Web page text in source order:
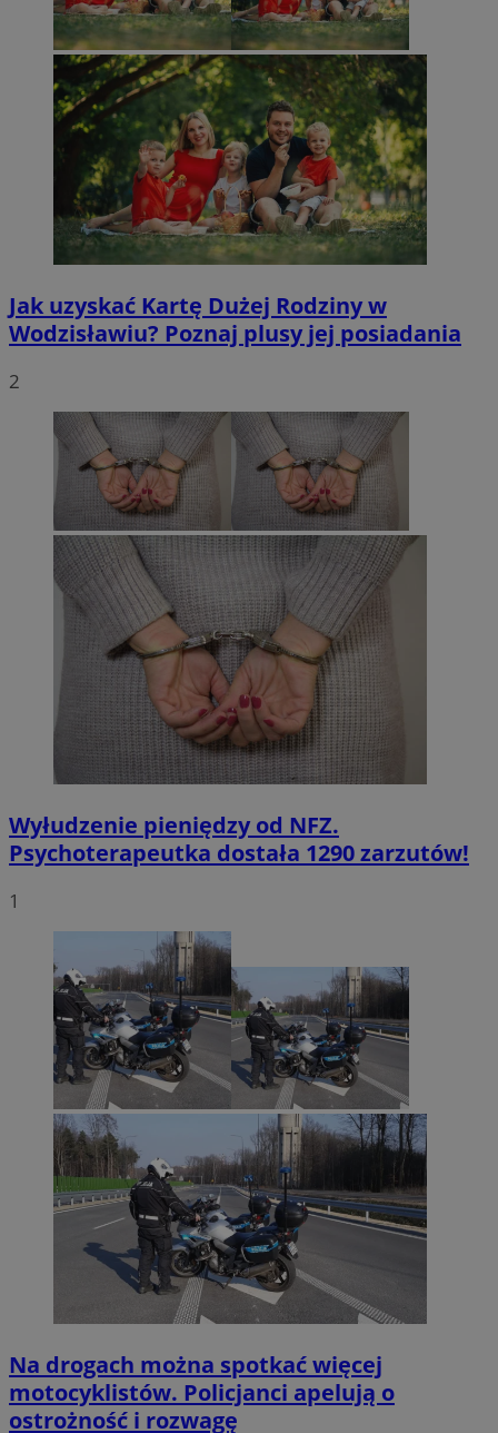
Jak uzyskać Kartę Dużej Rodziny w
Wodzisławiu? Poznaj plusy jej posiadania
2
Wyłudzenie pieniędzy od NFZ.
Psychoterapeutka dostała 1290 zarzutów!
1
Na drogach można spotkać więcej
motocyklistów. Policjanci apelują o
ostrożność i rozwagę